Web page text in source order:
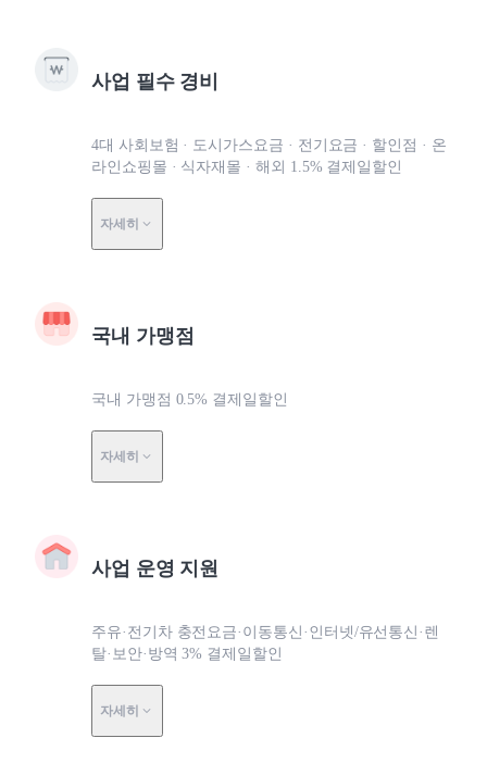
사업 필수 경비
4대 사회보험 · 도시가스요금 · 전기요금 · 할인점 · 온
라인쇼핑몰 · 식자재몰 · 해외 1.5% 결제일할인
자세히
국내 가맹점
국내 가맹점 0.5% 결제일할인
자세히
사업 운영 지원
주유·전기차 충전요금·이동통신·인터넷/유선통신·렌
탈·보안·방역 3% 결제일할인
자세히